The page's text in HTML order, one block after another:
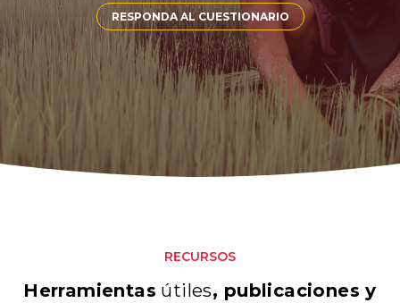
RESPONDA AL CUESTIONARIO
RECURSOS
Herramientas útiles, publicaciones y